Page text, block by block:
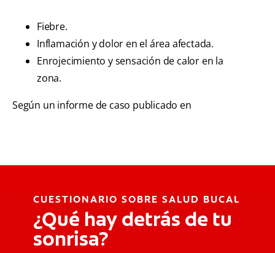
Fiebre.
Inflamación y dolor en el área afectada.
Enrojecimiento y sensación de calor en la
zona.
Según un informe de caso publicado en
CUESTIONARIO SOBRE SALUD BUCAL
¿Qué hay detrás de tu
sonrisa?